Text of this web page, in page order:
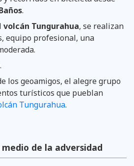
.
volcán Tungurahua, se realizan
equipo profesional, una
los geoamigos, el alegre grupo
turísticos que pueblan
Tungurahua.
de la adversidad